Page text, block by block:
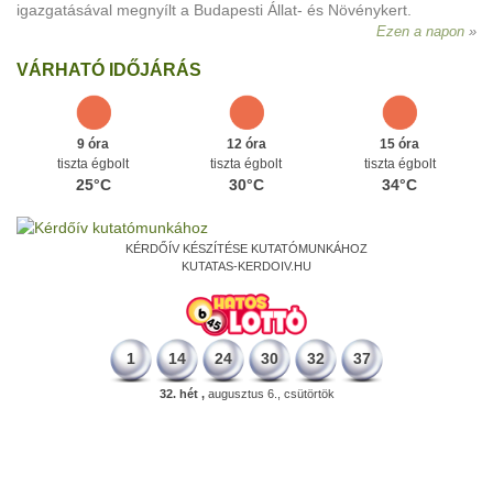
igazgatásával megnyílt a Budapesti Állat- és Növénykert.
Ezen a napon
VÁRHATÓ IDŐJÁRÁS
9 óra
tiszta égbolt
25°C
12 óra
tiszta égbolt
30°C
15 óra
tiszta égbolt
34°C
KÉRDŐÍV KÉSZÍTÉSE KUTATÓMUNKÁHOZ
KUTATAS-KERDOIV.HU
1 14 24 30 32 37
32. hét ,augusztus 6., csütörtök